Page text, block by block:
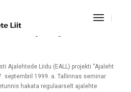
Toggle
õpetajatele
Ajalehtede Liidu (EALL) projekti “Ajaleht
septembril 1999. a. Tallinnas seminar
hakata regulaarselt ajalehte